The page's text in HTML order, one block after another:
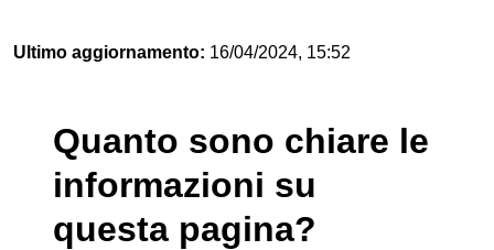
Ultimo aggiornamento: 16/04/2024, 15:52
Quanto sono chiare le
informazioni su
questa pagina?